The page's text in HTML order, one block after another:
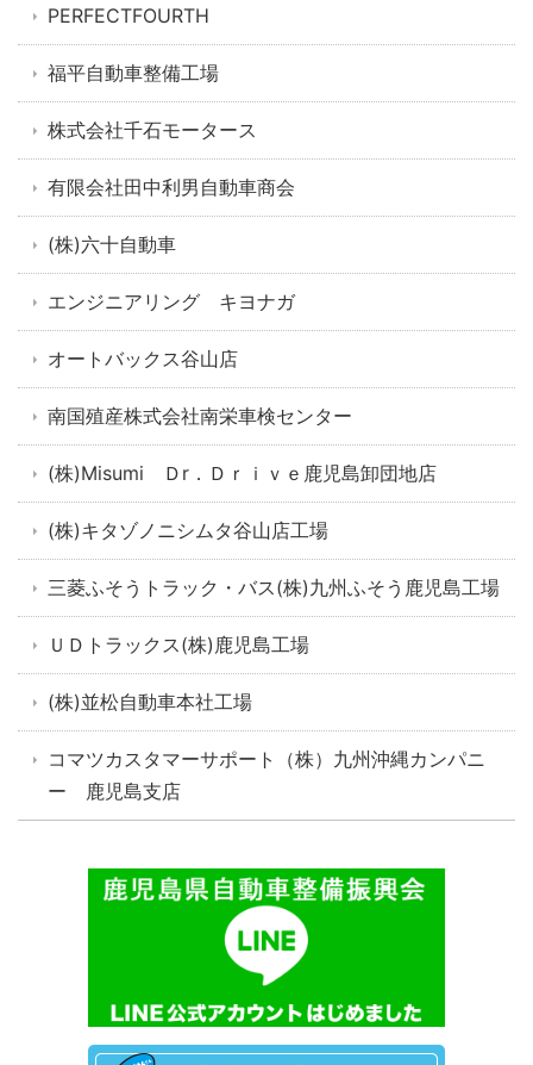
PERFECTFOURTH
福平自動車整備工場
株式会社千石モータース
有限会社田中利男自動車商会
(株)六十自動車
エンジニアリング キヨナガ
オートバックス谷山店
南国殖産株式会社南栄車検センター
(株)Misumi Ｄr．Ｄｒｉｖｅ鹿児島卸団地店
(株)キタゾノニシムタ谷山店工場
三菱ふそうトラック・バス(株)九州ふそう鹿児島工場
ＵＤトラックス(株)鹿児島工場
(株)並松自動車本社工場
コマツカスタマーサポート（株）九州沖縄カンパニ
ー 鹿児島支店